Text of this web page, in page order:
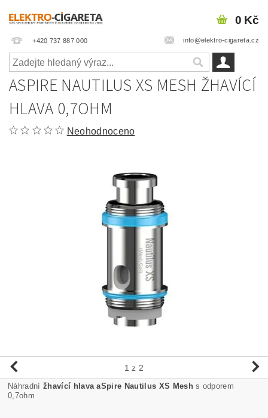
+420 737 887 000 info@elektro-cigareta.cz
0 Kč
ASPIRE NAUTILUS XS MESH ŽHAVÍCÍ
HLAVA 0,7OHM
Neohodnoceno
1 z 2
Náhradní žhavící hlava aSpire Nautilus XS Meshs odporem
0,7ohm